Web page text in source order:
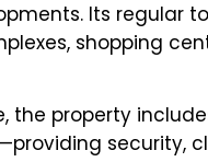
Its regular
shopping
the property
security,